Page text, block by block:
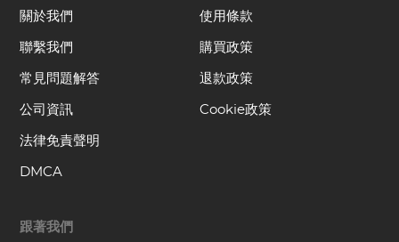
關於我們
聯繫我們
常見問題解答
公司資訊
法律免責聲明
DMCA
使用條款
購買政策
退款政策
Cookie政策
跟著我們